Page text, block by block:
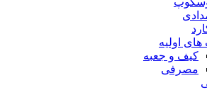
اولیه
کیف و جعبه
مصرفی